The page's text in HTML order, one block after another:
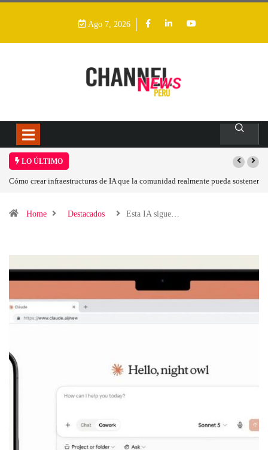
Ago 7, 2026
LO ÚLTIMO
realmente pueda sostenerLas tarjetas gráficas RDNA 5 ya están en fase
Home Destacados Esta IA sigue…